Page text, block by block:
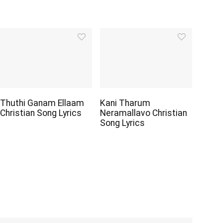
Thuthi Ganam Ellaam
Christian Song Lyrics
Kani Tharum
Neramallavo Christian
Song Lyrics